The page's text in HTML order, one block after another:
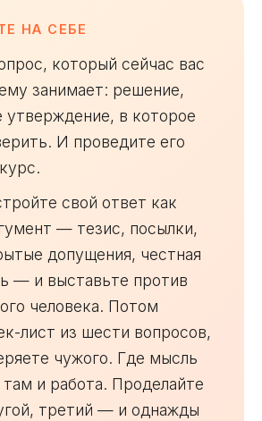
НА СЕБЕ
который сейчас вас
занимает: решение,
утверждение, в которое
И проведите его
свой ответ как
— тезис, посылки,
допущения, честная
— и выставьте против
человека. Потом
лист из шести вопросов,
чужого. Где мысль
и работа. Проделайте
третий — и однажды